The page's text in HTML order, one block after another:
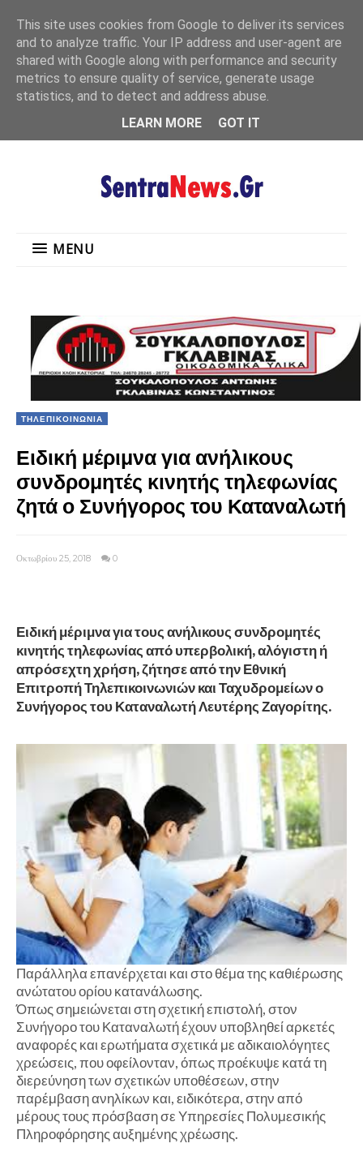
MENU
MENU
ΤΗΛΕΠΙΚΟΙΝΩΝΙΑ
Ειδική μέριμνα για ανήλικους
συνδρομητές κινητής τηλεφωνίας
ζητά ο Συνήγορος του Καταναλωτή
Οκτωβρίου 25, 2018 0
Ειδική μέριμνα για τους ανήλικους συνδρομητές
κινητής τηλεφωνίας από υπερβολική, αλόγιστη ή
απρόσεχτη χρήση, ζήτησε από την Εθνική
Επιτροπή Τηλεπικοινωνιών και Ταχυδρομείων ο
Συνήγορος του Καταναλωτή Λευτέρης Ζαγορίτης.
Παράλληλα επανέρχεται και στο θέμα της καθιέρωσης
ανώτατου ορίου κατανάλωσης.
Όπως σημειώνεται στη σχετική επιστολή, στον
Συνήγορο του Καταναλωτή έχουν υποβληθεί αρκετές
αναφορές και ερωτήματα σχετικά με αδικαιολόγητες
χρεώσεις, που οφείλονταν, όπως προέκυψε κατά τη
διερεύνηση των σχετικών υποθέσεων, στην
παρέμβαση ανηλίκων και, ειδικότερα, στην από
μέρους τους πρόσβαση σε Υπηρεσίες Πολυμεσικής
Πληροφόρησης αυξημένης χρέωσης.
This site uses cookies from Google to deliver its services
and to analyze traffic. Your IP address and user-agent are
shared with Google along with performance and security
metrics to ensure quality of service, generate usage
statistics, and to detect and address abuse.
LEARN MORE
GOT IT